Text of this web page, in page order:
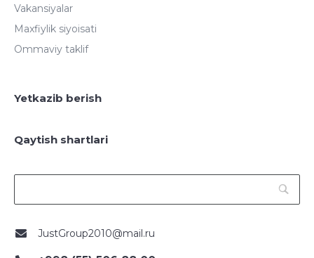
Vakansiyalar
Maxfiylik siyoisati
Ommaviy taklif
Yetkazib berish
Qaytish shartlari
JustGroup2010@mail.ru